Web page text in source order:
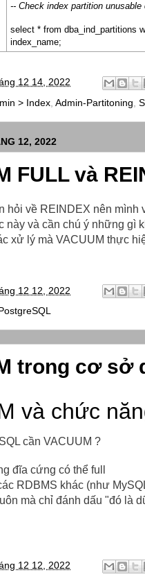
-- Check index partition unusable
select * from dba_ind_partitions
index_name;
12 14, 2022
> Index Admin-Partitoning
12, 2022
FULL và
hỏi về REINDEX nên
này và cần chú ý những gì
xử lý mà VACUUM thực
12 12, 2022
trong cơ sở
và chức
cần VACUUM ?
đĩa cứng có thể full
RDBMS khác (như
mà chỉ đánh dấu "đó là
12 12, 2022